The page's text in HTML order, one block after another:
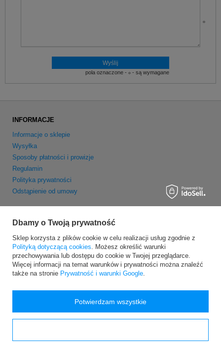
pola oznaczone - - są wymagane
INFORMACJE
Informacje o sklepie
Wysyłka
Sposoby płatności i prowizje
Regulamin
Polityka prywatności
Odstąpienie od umowy
Zarejestruj się
Moje zamówienia
Koszyk
Obserwowane
Newsletter
Dbamy o Twoją prywatność
Sklep korzysta z plików cookie w celu realizacji usług zgodnie z
Polityką dotyczącą cookies. Możesz określić warunki
przechowywania lub dostępu do cookie w Twojej przeglądarce.
Więcej informacji na temat warunków i prywatności można znaleźć
także na stronie Prywatność i warunki Google.
Potwierdzam wszystkie